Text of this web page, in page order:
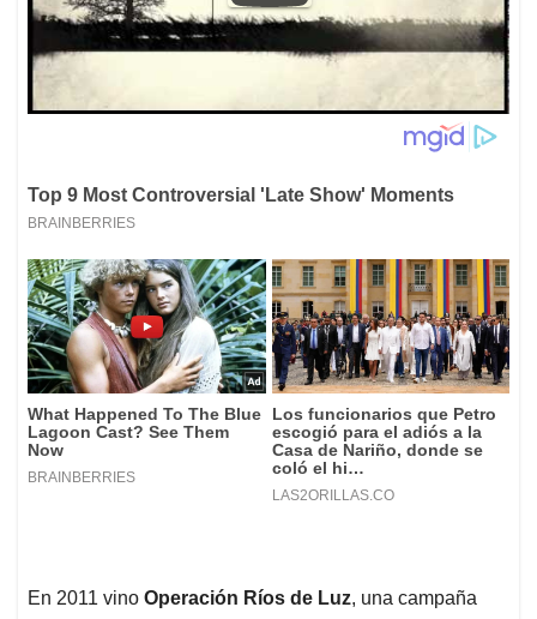
En 2011 vino Operación Ríos de Luz, una campaña